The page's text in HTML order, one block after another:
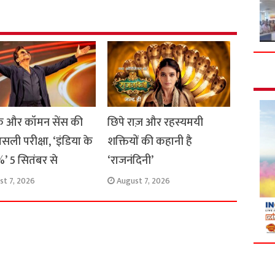
और कॉमन सेंस की
परीक्षा, ‘इंडिया के
5 सितंबर से
7, 2026
छिपे राज़ और रहस्यमयी
शक्तियों की कहानी है
‘राजनंदिनी’
August 7, 2026